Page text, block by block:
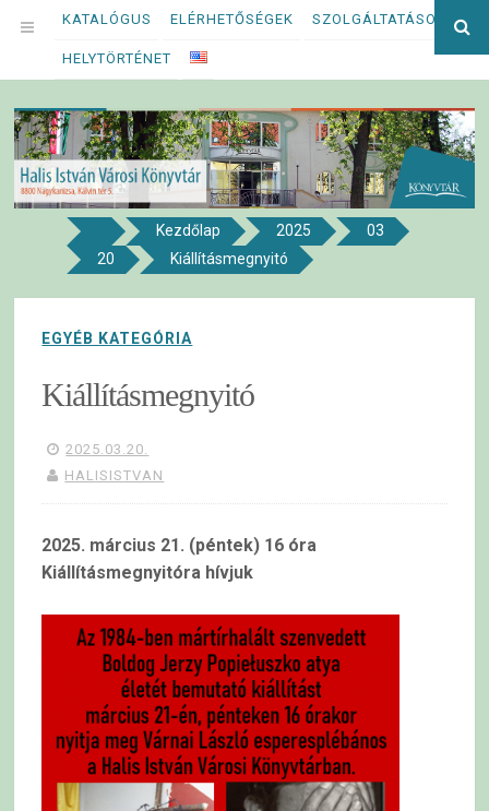
Megszakítás
OPEN
MENU
KATALÓGUS ELÉRHETŐSÉGEK SZOLGÁLTATÁSOK
HELYTÖRTÉNET
Halis István Városi Könyvtár
8800 NAGYKANIZSA, KÁLVIN TÉR 5.
Kezdőlap 2025
03
20
Kiállításmegnyitó
EGYÉB KATEGÓRIA
Kiállításmegnyitó
2025.03.20.
HALISISTVAN
2025. március 21. (péntek) 16 óra
Kiállításmegnyitóra hívjuk